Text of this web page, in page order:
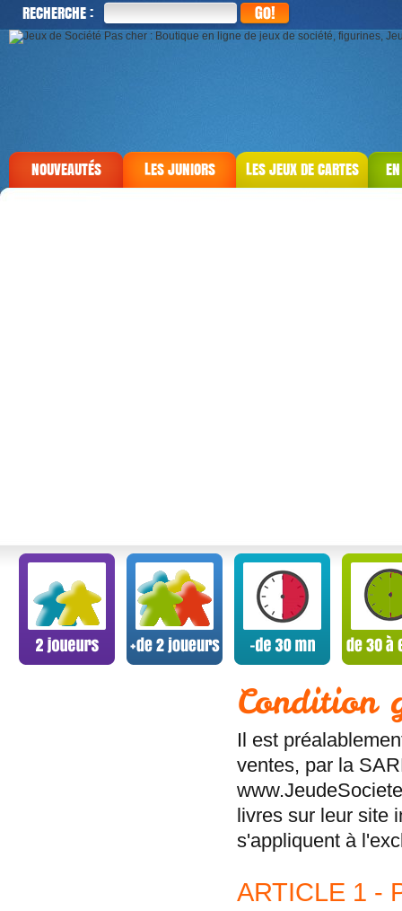
RECHERCHE :
NOUVEAUTÉS LES JUNIORS LES JEUX DE CARTES
Condition
Il est
ventes, par la
livres sur leur site
s'appliquent à
ARTICLE 1 -